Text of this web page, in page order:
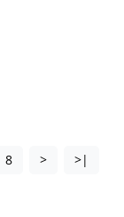
8 > >|